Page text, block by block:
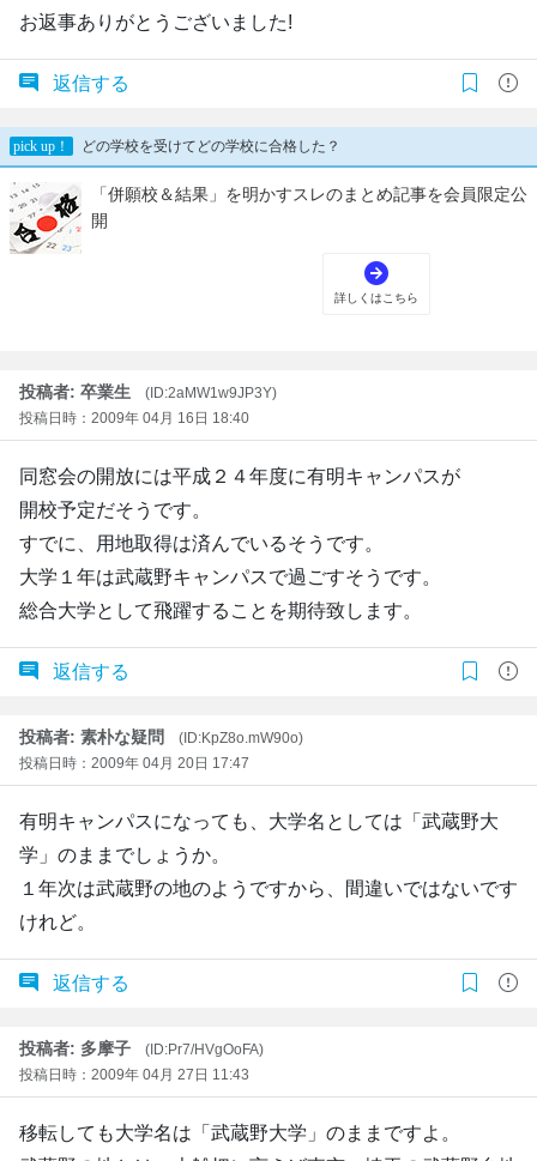
お返事ありがとうございました!
返信する
投稿者: 卒業生
(ID:2aMW1w9JP3Y)
投稿日時：2009年 04月 16日 18:40
同窓会の開放には平成２４年度に有明キャンパスが
開校予定だそうです。
すでに、用地取得は済んでいるそうです。
大学１年は武蔵野キャンパスで過ごすそうです。
総合大学として飛躍することを期待致します。
返信する
投稿者: 素朴な疑問
(ID:KpZ8o.mW90o)
投稿日時：2009年 04月 20日 17:47
有明キャンパスになっても、大学名としては「武蔵野大
学」のままでしょうか。
１年次は武蔵野の地のようですから、間違いではないです
けれど。
返信する
投稿者: 多摩子
(ID:Pr7/HVgOoFA)
投稿日時：2009年 04月 27日 11:43
移転しても大学名は「武蔵野大学」のままですよ。